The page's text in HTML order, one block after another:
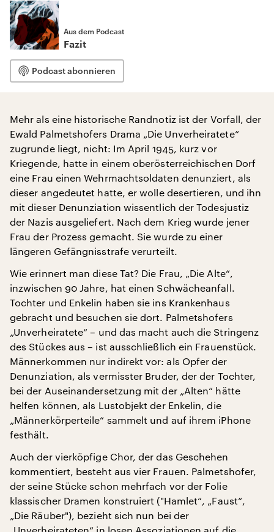
Aus dem Podcast
Fazit
Podcast abonnieren
Mehr als eine historische Randnotiz ist der Vorfall, der
Ewald Palmetshofers Drama „Die Unverheiratete“
zugrunde liegt, nicht: Im April 1945, kurz vor
Kriegende, hatte in einem oberösterreichischen Dorf
eine Frau einen Wehrmachtsoldaten denunziert, als
dieser angedeutet hatte, er wolle desertieren, und ihn
mit dieser Denunziation wissentlich der Todesjustiz
der Nazis ausgeliefert. Nach dem Krieg wurde jener
Frau der Prozess gemacht. Sie wurde zu einer
längeren Gefängnisstrafe verurteilt.
Wie erinnert man diese Tat? Die Frau, „Die Alte“,
inzwischen 90 Jahre, hat einen Schwächeanfall.
Tochter und Enkelin haben sie ins Krankenhaus
gebracht und besuchen sie dort. Palmetshofers
„Unverheiratete“ – und das macht auch die Stringenz
des Stückes aus – ist ausschließlich ein Frauenstück.
Männerkommen nur indirekt vor: als Opfer der
Denunziation, als vermisster Bruder, der der Tochter,
bei der Auseinandersetzung mit der „Alten“ hätte
helfen können, als Lustobjekt der Enkelin, die
„Männerkörperteile“ sammelt und auf ihrem iPhone
festhält.
Auch der vierköpfige Chor, der das Geschehen
kommentiert, besteht aus vier Frauen. Palmetshofer,
der seine Stücke schon mehrfach vor der Folie
klassischer Dramen konstruiert ("Hamlet“, „Faust“,
„Die Räuber"), bezieht sich nun bei der